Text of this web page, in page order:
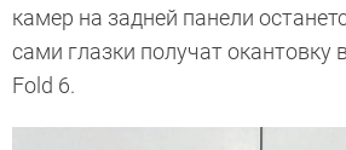
камер на задней панели
сами глазки получат окантовку
Fold 6.